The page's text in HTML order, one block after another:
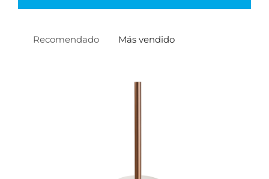
Recomendado Más vendido